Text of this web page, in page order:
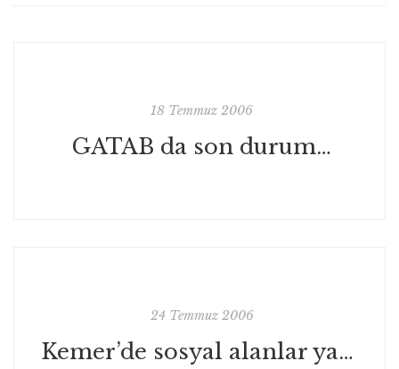
18 Temmuz 2006
GATAB da son durum…
24 Temmuz 2006
Kemer’de sosyal alanlar yaratmak